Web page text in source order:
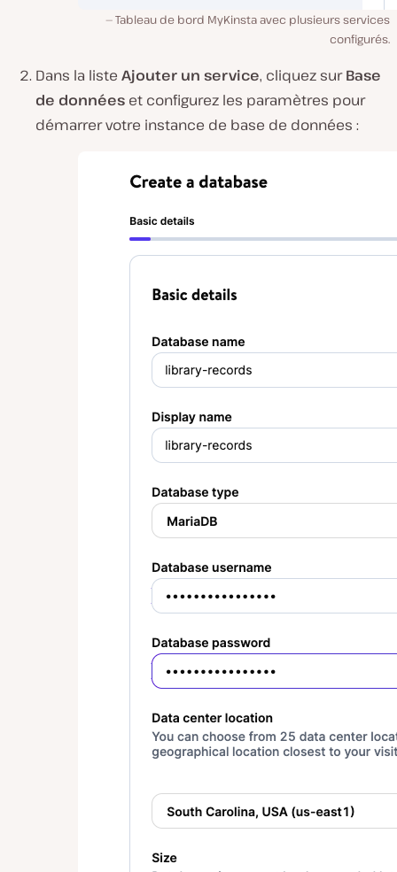
Tableau de bord MyKinsta avec plusieurs services
configurés.
Dans la liste Ajouter un service, cliquez surBase
de données et configurez les paramètres pour
démarrer votre instance de base de données :